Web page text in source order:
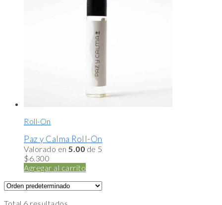
Roll-On
Paz y Calma Roll-On
Valorado en 5.00 de 5
$6.300
Agregar al carrito
Total 6 resultados